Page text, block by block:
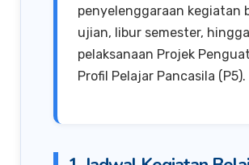
penyelenggaraan kegiatan
ujian, libur semester, hingga
pelaksanaan Projek
Profil Pelajar Pancasila (P5).